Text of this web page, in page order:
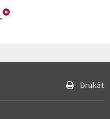
Drukāt